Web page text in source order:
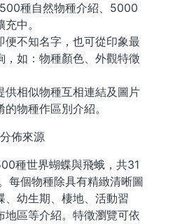
種自然物種介紹、5000
中。
便不知名字，也可從印象最
，如：物種顏色、外觀特徵
供相似物種互相連結及圖片
物種作區別介紹。
佈來源
種世界蝴蝶與飛蛾，共31
每個物種除具有精緻清晰圖
、幼生期、棲地、活動習
地區等介紹。特徵瀏覽可依